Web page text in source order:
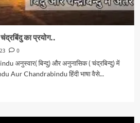
का प्रयोग..
0
अनुस्वार( बिन्दु) और अनुनासिक ( चंद्रबिन्दु) में
Aur Chandrabindu हिंदी भाषा वैसे...